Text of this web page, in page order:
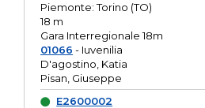
Piemonte: Torino (TO)
18 m
Gara Interregionale 18m
01066 - Iuvenilia
D'agostino, Katia
Pisan, Giuseppe
E2600002